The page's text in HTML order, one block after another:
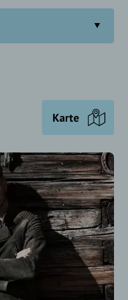
Karte